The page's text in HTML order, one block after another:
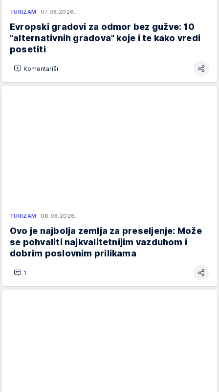
TURIZAM 07.08.2026.
Evropski gradovi za odmor bez gužve: 10
"alternativnih gradova" koje i te kako vredi
posetiti
Komentariši
TURIZAM 06.08.2026.
Ovo je najbolja zemlja za preseljenje: Može
se pohvaliti najkvalitetnijim vazduhom i
dobrim poslovnim prilikama
1